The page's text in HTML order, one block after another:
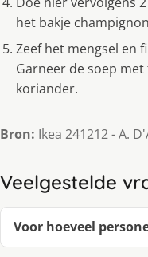
het bakje
Zeef het mengsel en
Garneer de soep
koriander.
Bron: Ikea 241212 - A.
Veelgestelde
Voor hoeveel